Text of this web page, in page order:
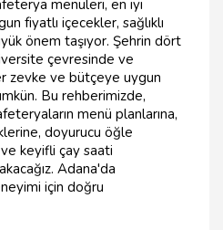
menüleri, en iyi
fiyatlı içecekler, sağlıklı
önem taşıyor. Şehrin dört
çevresinde ve
zevke ve bütçeye uygun
Bu rehberimizde,
menü planlarına,
doyurucu öğle
keyifli çay saati
Adana'da
için doğru